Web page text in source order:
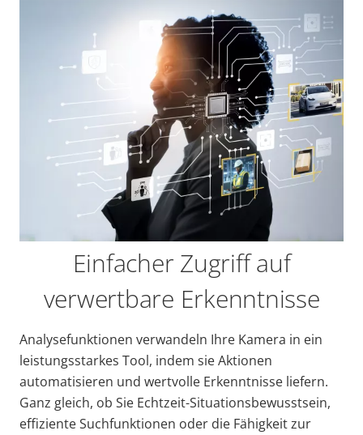
Einfacher Zugriff auf
verwertbare Erkenntnisse
Analysefunktionen verwandeln Ihre Kamera in ein
leistungsstarkes Tool, indem sie Aktionen
automatisieren und wertvolle Erkenntnisse liefern.
Ganz gleich, ob Sie Echtzeit-Situationsbewusstsein,
effiziente Suchfunktionen oder die Fähigkeit zur